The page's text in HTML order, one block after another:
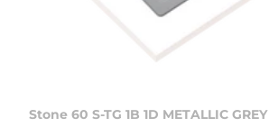
Stone 60 S-TG 1B 1D METALLIC GREY